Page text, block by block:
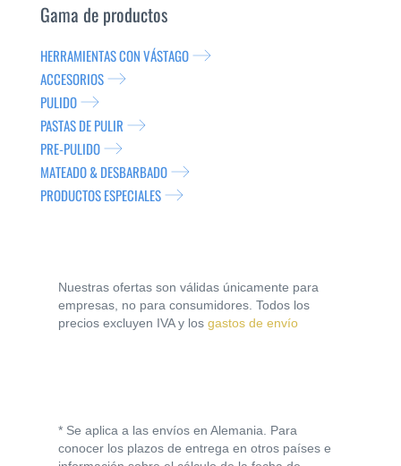
Gama de productos
HERRAMIENTAS CON VÁSTAGO
ACCESORIOS
PULIDO
PASTAS DE PULIR
PRE-PULIDO
MATEADO & DESBARBADO
PRODUCTOS ESPECIALES
Nuestras ofertas son válidas únicamente para
empresas, no para consumidores. Todos los
precios excluyen IVA y los gastos de envío
* Se aplica a las envíos en Alemania. Para
conocer los plazos de entrega en otros países e